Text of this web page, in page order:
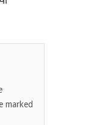
marked